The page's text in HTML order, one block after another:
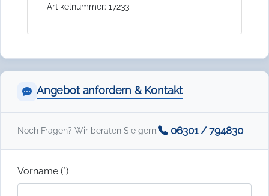
Artikelnummer: 17233
Angebot anfordern & Kontakt
Noch Fragen? Wir beraten Sie gern: 06301 / 794830
Vorname (*)